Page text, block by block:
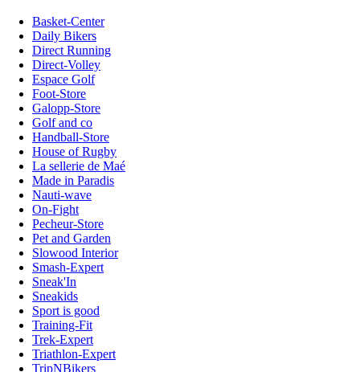
Basket-Center
Daily Bikers
Direct Running
Direct-Volley
Espace Golf
Foot-Store
Galopp-Store
Golf and co
Handball-Store
House of Rugby
La sellerie de Maé
Made in Paradis
Nauti-wave
On-Fight
Pecheur-Store
Pet and Garden
Slowood Interior
Smash-Expert
Sneak'In
Sneakids
Sport is good
Training-Fit
Trek-Expert
Triathlon-Expert
TripNBikers